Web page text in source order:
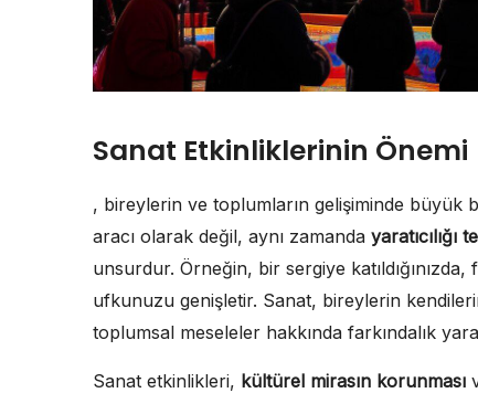
Sanat Etkinliklerinin Önemi
, bireylerin ve toplumların gelişiminde büyük
aracı olarak değil, aynı zamanda yaratıcılığı
unsurdur. Örneğin, bir sergiye katıldığınızda,
ufkunuzu genişletir. Sanat, bireylerin
toplumsal meseleler hakkında farkındalık
Sanat etkinlikleri, kültürel mirasın korunması